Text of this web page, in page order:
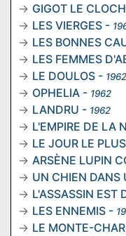
GIGOT LE
LES VIERGES -
LES BONNES
LES FEMMES
LE DOULOS - 1962
OPHELIA - 1962
LANDRU - 1962
L'EMPIRE DE LA
LE JOUR LE
ARSÈNE LUPIN
UN CHIEN DANS
L'ASSASSIN EST
LES ENNEMIS -
LE MONTE-